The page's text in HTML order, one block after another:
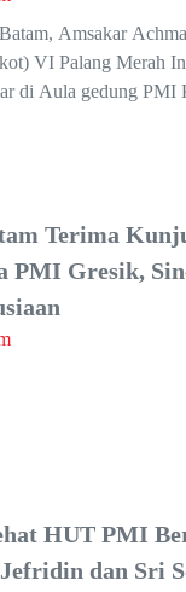
Amsakar
VI Palang Merah
di Aula gedung PMI
Terima
PMI Gresik,
HUT PMI
dan Sri